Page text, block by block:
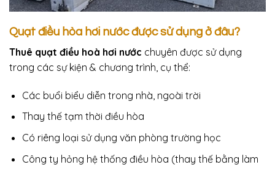
Quạt điều hòa hơi nước được sử dụng ở đâu?
Thuê quạt điều hoà hơi nước chuyên được sử dụng
trong các sự kiện & chương trình, cụ thể:
Các buổi biểu diễn trong nhà, ngoài trời
Thay thế tạm thời điều hòa
Có riêng loại sử dụng văn phòng trường học
Công ty hỏng hệ thống điều hòa (thay thế bằng làm